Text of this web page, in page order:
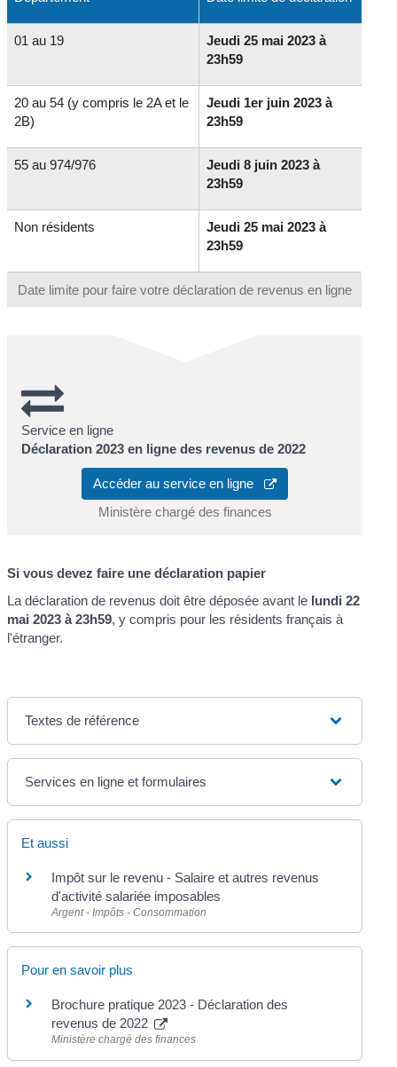
Date limite pour faire votre déclaration de revenus en ligne
01 au 19
Jeudi 25 mai 2023 à
23h59
20 au 54 (y compris le 2A et le
2B)
Jeudi 1er juin 2023 à
23h59
55 au 974/976
Jeudi 8 juin 2023 à
23h59
Non résidents
Jeudi 25 mai 2023 à
23h59
Service en ligne
Déclaration 2023 en ligne des revenus de 2022
Accéder au service en ligne
Ministère chargé des finances
Si vous devez faire une déclaration papier
La déclaration de revenus doit être déposée avant le lundi 22
mai 2023 à 23h59, y compris pour les résidents français à
l'étranger.
Textes de référence
Services en ligne et formulaires
Et aussi
Impôt sur le revenu - Salaire et autres revenus
d'activité salariée imposables
Argent - Impôts - Consommation
Pour en savoir plus
Brochure pratique 2023 - Déclaration des
revenus de 2022
Ministère chargé des finances